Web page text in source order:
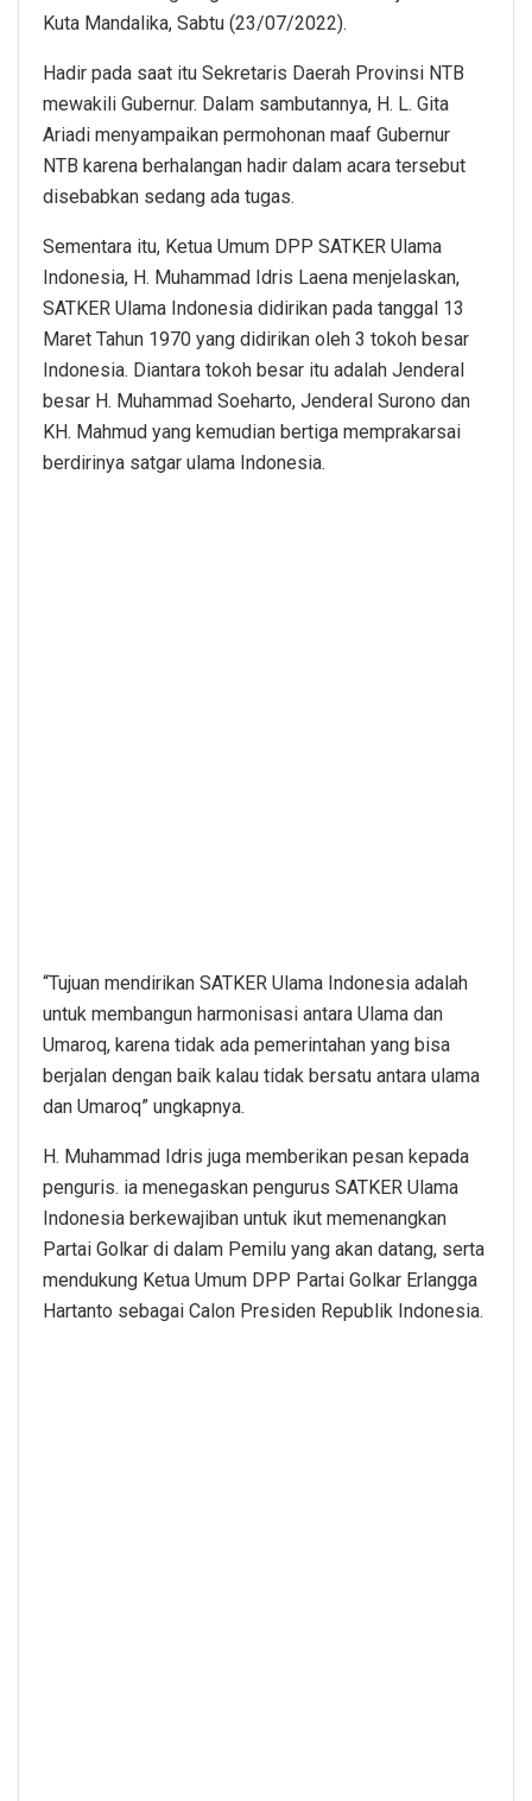
Kuta Mandalika, Sabtu (23/07/2022).
Hadir pada saat itu Sekretaris Daerah Provinsi NTB
mewakili Gubernur. Dalam sambutannya, H. L. Gita
Ariadi menyampaikan permohonan maaf Gubernur
NTB karena berhalangan hadir dalam acara tersebut
disebabkan sedang ada tugas.
Sementara itu, Ketua Umum DPP SATKER Ulama
Indonesia, H. Muhammad Idris Laena menjelaskan,
SATKER Ulama Indonesia didirikan pada tanggal 13
Maret Tahun 1970 yang didirikan oleh 3 tokoh besar
Indonesia. Diantara tokoh besar itu adalah Jenderal
besar H. Muhammad Soeharto, Jenderal Surono dan
KH. Mahmud yang kemudian bertiga memprakarsai
berdirinya satgar ulama Indonesia.
“Tujuan mendirikan SATKER Ulama Indonesia adalah
untuk membangun harmonisasi antara Ulama dan
Umaroq, karena tidak ada pemerintahan yang bisa
berjalan dengan baik kalau tidak bersatu antara ulama
dan Umaroq” ungkapnya.
H. Muhammad Idris juga memberikan pesan kepada
penguris. ia menegaskan pengurus SATKER Ulama
Indonesia berkewajiban untuk ikut memenangkan
Partai Golkar di dalam Pemilu yang akan datang, serta
mendukung Ketua Umum DPP Partai Golkar Erlangga
Hartanto sebagai Calon Presiden Republik Indonesia.